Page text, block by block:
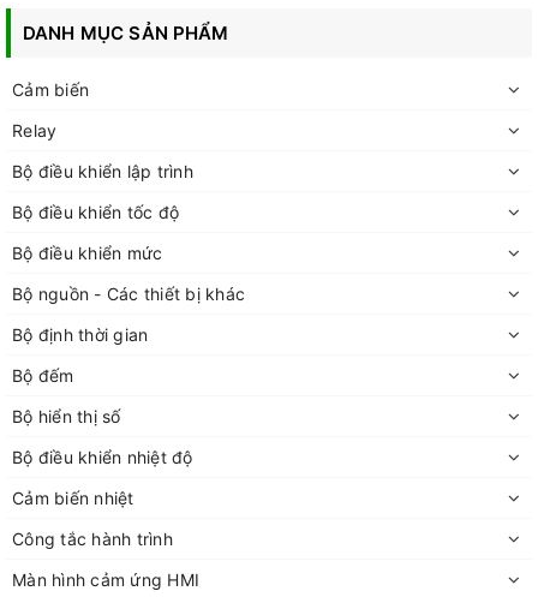
DANH MỤC SẢN PHẨM
Cảm biến
Relay
Bộ điều khiển lập trình
Bộ điều khiển tốc độ
Bộ điều khiển mức
Bộ nguồn - Các thiết bị khác
Bộ định thời gian
Bộ đếm
Bộ hiển thị số
Bộ điều khiển nhiệt độ
Cảm biến nhiệt
Công tắc hành trình
Màn hình cảm ứng HMI